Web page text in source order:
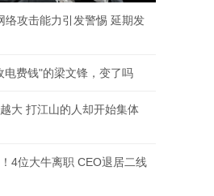
络攻击能力引发警惕 延期发
电费钱"的梁文锋，变了吗
大 打江山的人却开始集体
4位大牛离职 CEO退居二线